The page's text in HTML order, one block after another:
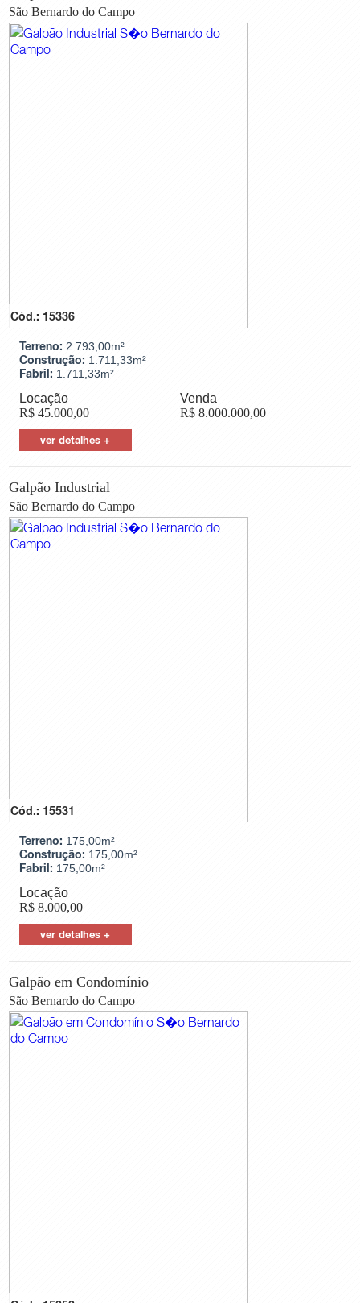
São Bernardo do Campo
Cód.: 15336
Terreno: 2.793,00m²
Construção: 1.711,33m²
Fabril: 1.711,33m²
Locação
R$45.000,00
Venda
R$ 8.000.000,00
ver detalhes +
Galpão Industrial
São Bernardo do Campo
Cód.: 15531
Terreno: 175,00m²
Construção: 175,00m²
Fabril: 175,00m²
Locação
R$8.000,00
ver detalhes +
Galpão em Condomínio
São Bernardo do Campo